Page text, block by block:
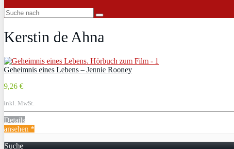
Kerstin de Ahna
Geheimnis eines Lebens – Jennie Rooney
9,26 €
inkl. MwSt.
Details
ansehen *
Suche